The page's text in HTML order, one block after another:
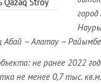
Qazaq Stroy
Абай – Алатау –
не ранее 2022
не менее 0,7 тыс. кв.м.